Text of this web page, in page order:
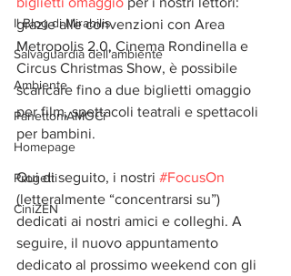
Il Blog di Mirabilis
Salvaguardia dell'ambiente
Ambiente
PanettoniAMOCi
Homepage
Progetti
CiniZEN
grazie alle convenzioni con Area
Metropolis 2.0, Cinema Rondinella e
Circus Christmas Show, è possibile
scaricare fino a due biglietti omaggio
per film, spettacoli teatrali e spettacoli
per bambini.
Qui di seguito, i nostri #FocusOn
(letteralmente “concentrarsi su”)
dedicati ai nostri amici e colleghi. A
seguire, il nuovo appuntamento
dedicato al prossimo weekend con gli